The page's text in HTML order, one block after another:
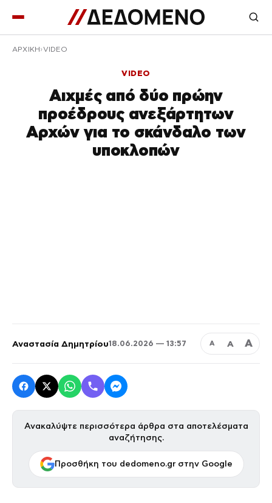
ΑΡΧΙΚΉ VIDEO
VIDEO
Αιχμές από δύο πρώην
προέδρους ανεξάρτητων
Αρχών για το σκάνδαλο των
υποκλοπών
Αναστασία Δημητρίου18.06.2026 — 13:57 Α Α Α
Ανακαλύψτε περισσότερα άρθρα στα αποτελέσματα
αναζήτησης.
Προσθήκη του dedomeno.gr στην Google